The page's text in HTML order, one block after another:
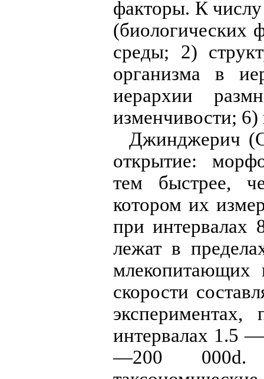
факторы. К
(биологических
среды; 2)
организма в
иерархии
изменчивости; 6)
Джинджерич
открытие:
тем быстрее,
котором их
при интервалах
лежат в
млекопитающих
скорости
интервалах 1.5
—200 000d.